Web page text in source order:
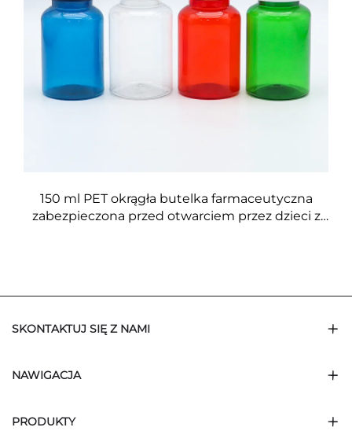
150 ml PET okrągła butelka farmaceutyczna
zabezpieczona przed otwarciem przez dzieci z
SKONTAKTUJ SIĘ Z NAMI
NAWIGACJA
PRODUKTY